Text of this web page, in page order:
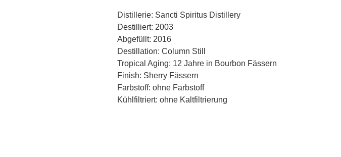
Distillerie: Sancti Spiritus Distillery
Destilliert: 2003
Abgefüllt: 2016
Destillation: Column Still
Tropical Aging: 12 Jahre in Bourbon Fässern
Finish: Sherry Fässern
Farbstoff: ohne Farbstoff
Kühlfiltriert: ohne Kaltfiltrierung